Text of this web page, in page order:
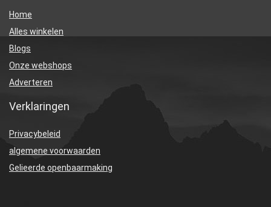
Home
Alles winkelen
Blogs
Onze webshops
Adverteren
Verklaringen
Privacybeleid
algemene voorwaarden
Gelieerde openbaarmaking